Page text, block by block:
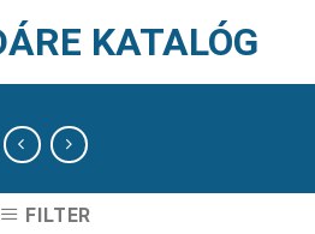
KATALÓG
FILTER